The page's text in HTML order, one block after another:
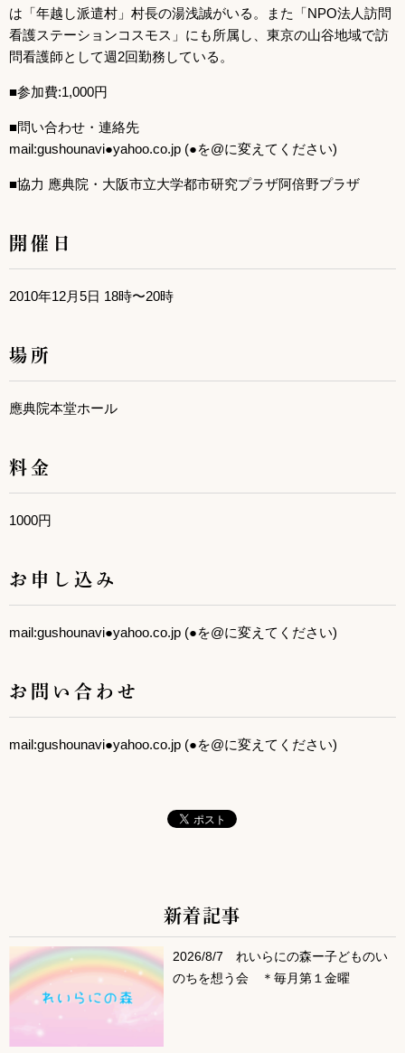
は「年越し派遣村」村長の湯浅誠がいる。また「NPO法人訪問
看護ステーションコスモス」にも所属し、東京の山谷地域で訪
問看護師として週2回勤務している。
■参加費:1,000円
■問い合わせ・連絡先
mail:gushounavi●yahoo.co.jp (●を@に変えてください)
■協力 應典院・大阪市立大学都市研究プラザ阿倍野プラザ
開催日
2010年12月5日 18時〜20時
場所
應典院本堂ホール
料金
1000円
お申し込み
mail:gushounavi●yahoo.co.jp (●を@に変えてください)
お問い合わせ
mail:gushounavi●yahoo.co.jp (●を@に変えてください)
サブコンテンツ
新着記事
2026/8/7 れいらにの森ー子どものい
のちを想う会 ＊毎月第１金曜